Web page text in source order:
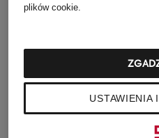
Pozostałe kategorie
plików cookie.
USTAWIENIA